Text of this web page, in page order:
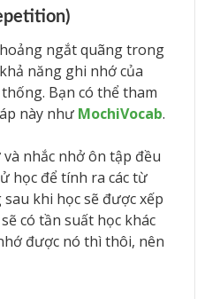
ngắt quãng trong
năng ghi nhớ của
Bạn có thể tham
này như MochiVocab.
nhắc nhở ôn tập đều
học để tính ra các từ
khi học sẽ được xếp
có tần suất học khác
được nó thì thôi, nên